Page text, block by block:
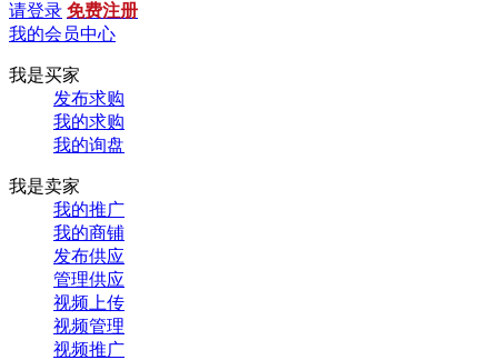
请登录 免费注册
我的会员中心
我是买家
发布求购
我的求购
我的询盘
我是卖家
我的推广
我的商铺
发布供应
管理供应
视频上传
视频管理
视频推广